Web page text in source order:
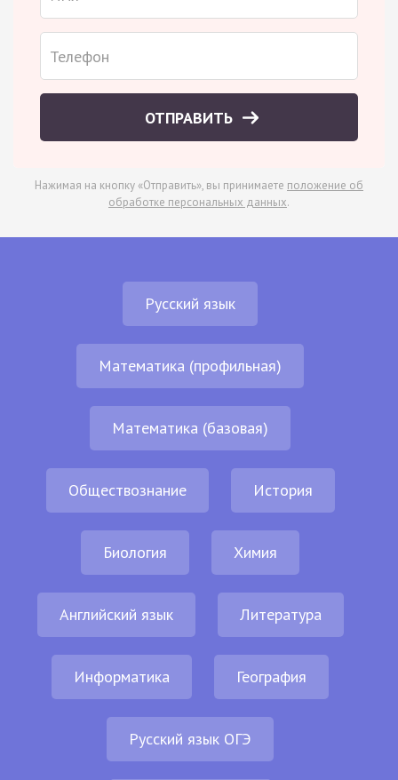
ОТПРАВИТЬ
Нажимая на кнопку «Отправить», вы принимаете положение об
обработке персональных данных.
Русский язык
Математика (профильная)
Математика (базовая)
Обществознание История
Биология Химия
Английский язык Литература
Информатика География
Русский язык ОГЭ